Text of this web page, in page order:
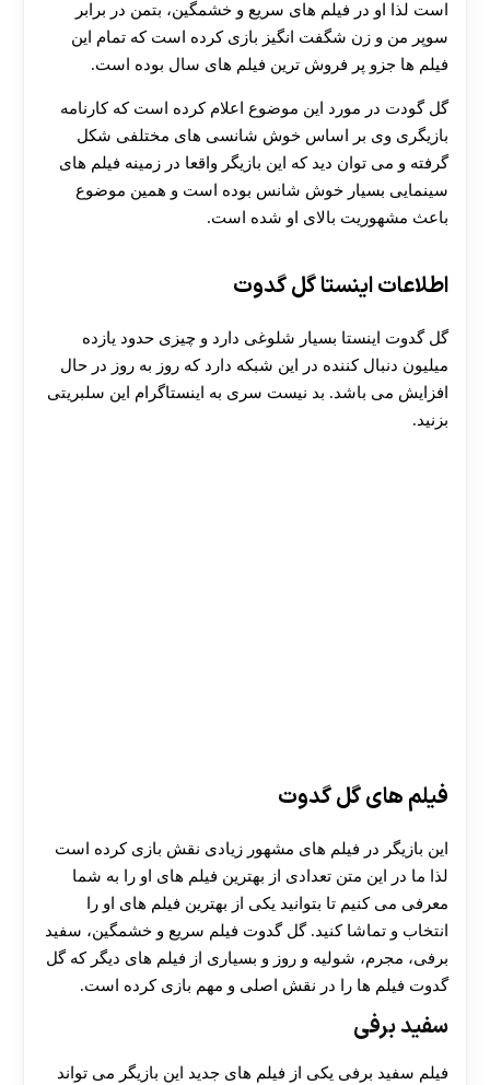
است لذا او در فیلم های سریع و خشمگین، بتمن در برابر
سوپر من و زن شگفت انگیز بازی کرده است که تمام این
فیلم ها جزو پر فروش ترین فیلم های سال بوده است.
گل گودت در مورد این موضوع اعلام کرده است که کارنامه
بازیگری وی بر اساس خوش شانسی های مختلفی شکل
گرفته و می توان دید که این بازیگر واقعا در زمینه فیلم های
سینمایی بسیار خوش شانس بوده است و همین موضوع
باعث مشهوریت بالای او شده است.
اطلاعات اینستا گل گدوت
گل گدوت اینستا بسیار شلوغی دارد و چیزی حدود یازده
میلیون دنبال کننده در این شبکه دارد که روز به روز در حال
افزایش می باشد. بد نیست سری به اینستاگرام این سلبریتی
بزنید.
فیلم های گل گدوت
این بازیگر در فیلم های مشهور زیادی نقش بازی کرده است
لذا ما در این متن تعدادی از بهترین فیلم های او را به شما
معرفی می کنیم تا بتوانید یکی از بهترین فیلم های او را
انتخاب و تماشا کنید. گل گدوت فیلم سریع و خشمگین، سفید
برفی، مجرم، شولیه و روز و بسیاری از فیلم های دیگر که گل
گدوت فیلم ها را در نقش اصلی و مهم بازی کرده است.
سفید برفی
فیلم سفید برفی یکی از فیلم های جدید این بازیگر می تواند